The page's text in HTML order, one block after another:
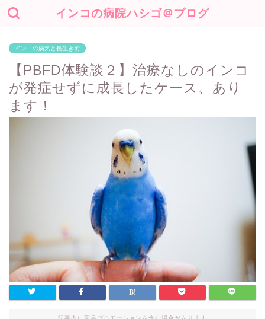
インコの病院ハシゴ＠ブログ
インコの病気と長生き術
【PBFD体験談２】治療なしのインコ
が発症せずに成長したケース、あり
ます！